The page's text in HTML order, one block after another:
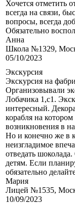
Хочется отметить
всегда на связи,
вопросы, всегда
Обязательно
Анна
Школа №1329,
05/10/2023
Экскурсия
Экскурсия на
Организовывали
Лобачика 1,с1.
интересный.
корабля на
возникновения в
Но и конечно же в
неизгладимое
отведать
детям. Если
обязательно
Мария
Лицей №1535,
10/09/2023